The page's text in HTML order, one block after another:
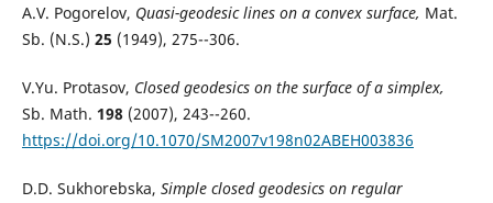
A.V. Pogorelov, Quasi-geodesic lines on a convex surface, Mat.
Sb. (N.S.) 25 (1949), 275--306.
V.Yu. Protasov, Closed geodesics on the surface of a simplex,
Sb. Math. 198(2007), 243--260.
https://doi.org/10.1070/SM2007v198n02ABEH003836
D.D. Sukhorebska, Simple closed geodesics on regular